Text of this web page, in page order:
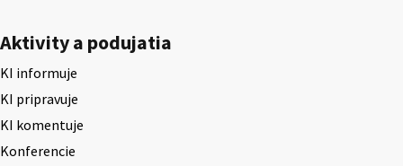
Aktivity a podujatia
KI informuje
KI pripravuje
KI komentuje
Konferencie